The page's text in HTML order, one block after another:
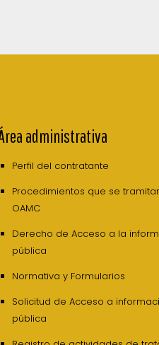
administrativa
Perfil del contratante
Procedimientos que se
OAMC
Derecho de Acceso a la
pública
Normativa y Formularios
Solicitud de Acceso a
pública